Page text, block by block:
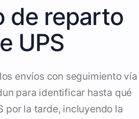
de reparto
UPS
envíos con seguimiento vía
para identificar hasta qué
por la tarde, incluyendo la